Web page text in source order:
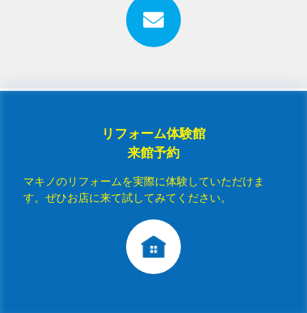
リフォーム体験館
来館予約
マキノのリフォームを実際に体験していただけま
す。ぜひお店に来て試してみてください。